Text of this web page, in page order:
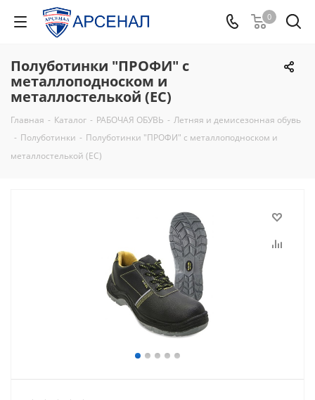
0
Полуботинки "ПРОФИ" с
металлоподноском и
металлостелькой (ЕС)
Главная - Каталог - РАБОЧАЯ ОБУВЬ - Летняя и демисезонная обувь
- Полуботинки - Полуботинки "ПРОФИ" с металлоподноском и
металлостелькой (ЕС)